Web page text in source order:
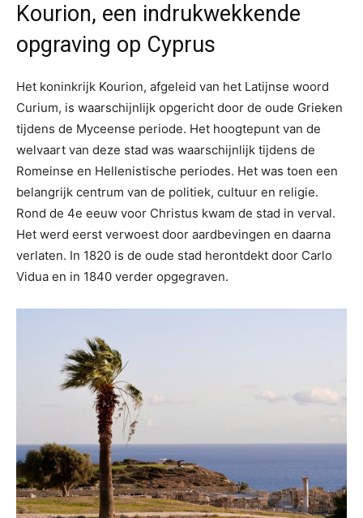
Kourion, een indrukwekkende
opgraving op Cyprus
Het koninkrijk Kourion, afgeleid van het Latijnse woord
Curium, is waarschijnlijk opgericht door de oude Grieken
tijdens de Myceense periode. Het hoogtepunt van de
welvaart van deze stad was waarschijnlijk tijdens de
Romeinse en Hellenistische periodes. Het was toen een
belangrijk centrum van de politiek, cultuur en religie.
Rond de 4e eeuw voor Christus kwam de stad in verval.
Het werd eerst verwoest door aardbevingen en daarna
verlaten. In 1820 is de oude stad herontdekt door Carlo
Vidua en in 1840 verder opgegraven.